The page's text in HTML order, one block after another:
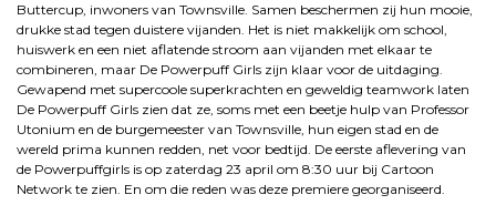
Buttercup, inwoners van Townsville. Samen beschermen zij hun mooie,
drukke stad tegen duistere vijanden. Het is niet makkelijk om school,
huiswerk en een niet aflatende stroom aan vijanden met elkaar te
combineren, maar De Powerpuff Girls zijn klaar voor de uitdaging.
Gewapend met supercoole superkrachten en geweldig teamwork laten
De Powerpuff Girls zien dat ze, soms met een beetje hulp van Professor
Utonium en de burgemeester van Townsville, hun eigen stad en de
wereld prima kunnen redden, net voor bedtijd. De eerste aflevering van
de Powerpuffgirls is op zaterdag 23 april om 8:30 uur bij Cartoon
Network te zien. En om die reden was deze premiere georganiseerd.